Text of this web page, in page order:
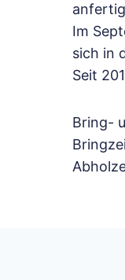
Im
sich in
Seit
Bring-